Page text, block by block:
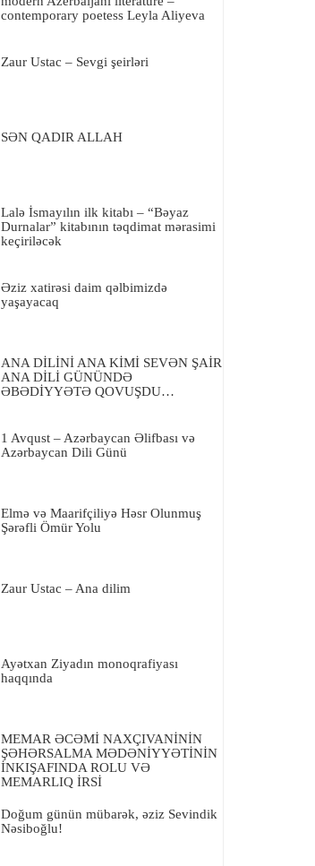
contemporary poetess Leyla Aliyeva
Zaur Ustac – Sevgi şeirləri
SƏN QADIR ALLAH
Lalə İsmayılın ilk kitabı – “Bəyaz
Durnalar” kitabının təqdimat mərasimi
keçiriləcək
Əziz xatirəsi daim qəlbimizdə
yaşayacaq
ANA DİLİNİ ANA KİMİ SEVƏN ŞAİR
ANA DİLİ GÜNÜNDƏ
ƏBƏDİYYƏTƏ QOVUŞDU…
1 Avqust – Azərbaycan Əlifbası və
Azərbaycan Dili Günü
Elmə və Maarifçiliyə Həsr Olunmuş
Şərəfli Ömür Yolu
Zaur Ustac – Ana dilim
Ayətxan Ziyadın monoqrafiyası
haqqında
MEMAR ƏCƏMİ NAXÇIVANİNİN
ŞƏHƏRSALMA MƏDƏNİYYƏTİNİN
İNKIŞAFINDA ROLU VƏ
MEMARLIQ İRSİ
Doğum günün mübarək, əziz Sevindik
Nəsiboğlu!